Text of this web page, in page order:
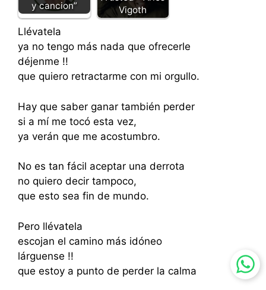
y cancion”
Vigoth
Llévatela
ya no tengo más nada que ofrecerle
déjenme !!
que quiero retractarme con mi orgullo.
Hay que saber ganar también perder
si a mí me tocó esta vez,
ya verán que me acostumbro.
No es tan fácil aceptar una derrota
no quiero decir tampoco,
que esto sea fin de mundo.
Pero llévatela
escojan el camino más idóneo
lárguense !!
que estoy a punto de perder la calma